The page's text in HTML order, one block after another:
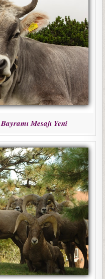
Mesajı Yeni